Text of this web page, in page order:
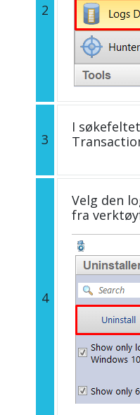
2
3
I
4
Velg den
fra